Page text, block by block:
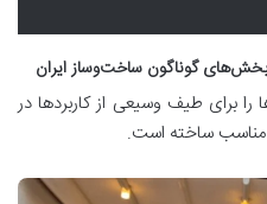
گوناگون ساخت‌وساز ایران
برای طیف وسیعی از کاربردها در
ساخته است.